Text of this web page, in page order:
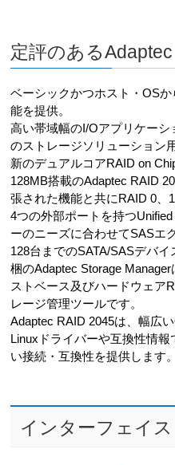
定評のある
ベーシックかつホスト・OS
能を提供。
高い帯域幅のI/Oアプリケー
のストレージソリューション
新のデュアルコアRAID on
128MB搭載のAdaptec RAID
張された機能と共にRAID 0、
4つの外部ポートを持つ
ーのニーズに合わせてSASエ
128台までのSATA/SASデバ
梱のAdaptec Storage
ストベース及びハードウェア
レージ管理ツールです。
Adaptec RAID 2045は、幅広
Linuxドライバーや互換性情
い接続・互換性を提供します。
インターフェイス